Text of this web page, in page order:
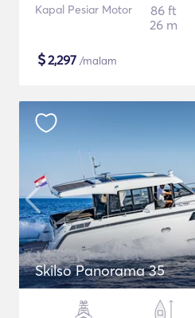
Kapal Pesiar Motor
86 ft
26 m
$2,297 /malam
Skilso Panorama 35